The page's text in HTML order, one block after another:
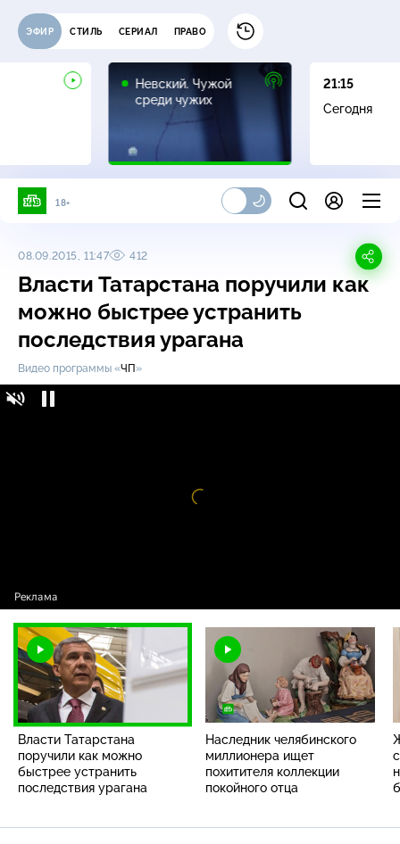
ЭФИР СТИЛЬ СЕРИАЛ ПРАВО
Невский. Чужой
среди чужих
16+
21:15
Сегодня
18+
08.09.2015, 11:47 412
Власти Татарстана поручили как
можно быстрее устранить
последствия урагана
Видео программы «ЧП»
Власти Татарстана поручили как можно быстрее
Власти Татарстана
поручили как можно
быстрее устранить
последствия урагана
Наследник челябинского
миллионера ищет
похитителя коллекции
покойного отца